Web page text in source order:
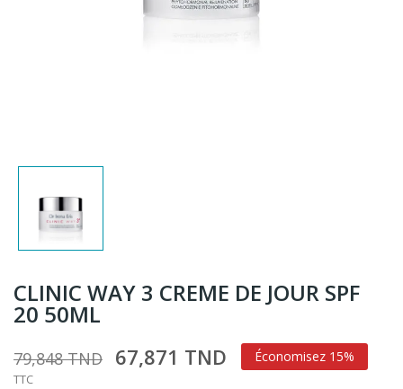
CLINIC WAY 3 CREME DE JOUR SPF
20 50ML
79,848 TND 67,871 TND Économisez 15%
TTC